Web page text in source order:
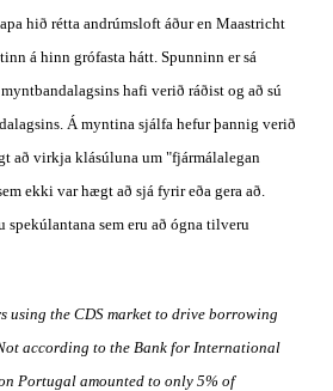
hið rétta andrúmsloft áður en Maastricht
á hinn grófasta hátt. Spunninn er sá
hafi verið ráðist og að sú
Á myntina sjálfa hefur þannig verið
að virkja klásúluna um "fjármálalegan
ekki var hægt að sjá fyrir eða gera að.
spekúlantana sem eru að ógna tilveru
using the CDS market to drive borrowing
according to the Bank for International
Portugal amounted to only 5% of